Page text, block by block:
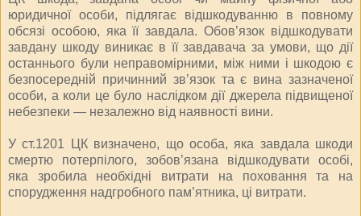
юридичної особи, підлягає відшкодуванню в повному
обсязі особою, яка її завдала. Обов’язок відшкодувати
завдану шкоду виникає в її завдавача за умови, що дії
останнього були неправомірними, між ними і шкодою є
безпосередній причинний зв’язок та є вина зазначеної
особи, а коли це було наслідком дії джерела підвищеної
небезпеки — незалежно від наявності вини.
У ст.1201 ЦК визначено, що особа, яка завдала шкоди
смертю потерпілого, зобов’язана відшкодувати особі,
яка зробила необхідні витрати на поховання та на
спорудження надгробного пам’ятника, ці витрати.